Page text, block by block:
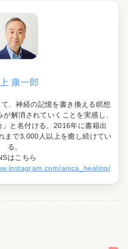
康一郎
、神経の記憶を書き換える瞑想
解消されていくことを実感し、
と名付ける。2016年に書籍出
まで3,000人以上を癒し続けてい
る。
はこちら
anica_healing/